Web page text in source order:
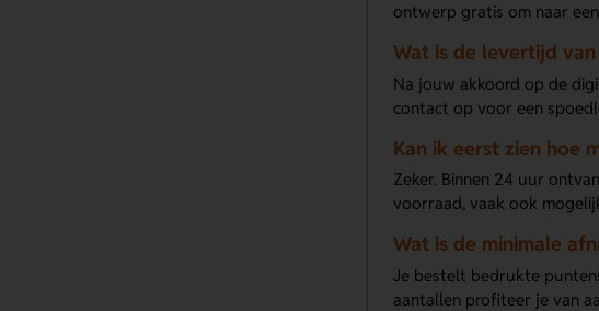
ontwerp gratis om naar
Wat is de levertijd
Na jouw akkoord op de
contact op voor een
Kan ik eerst zien hoe
Zeker. Binnen 24 uur
voorraad, vaak ook
Wat is de minimale
Je bestelt bedrukte
aantallen profiteer je van